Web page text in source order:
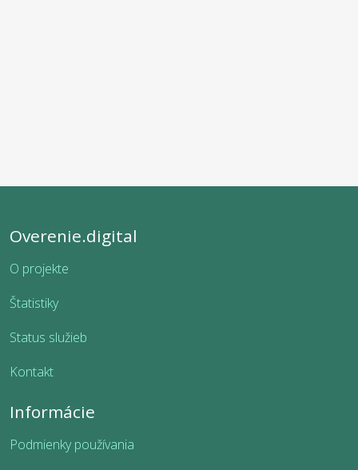
Overenie.digital
O projekte
Štatistiky
Status služieb
Kontakt
Informácie
Podmienky používania